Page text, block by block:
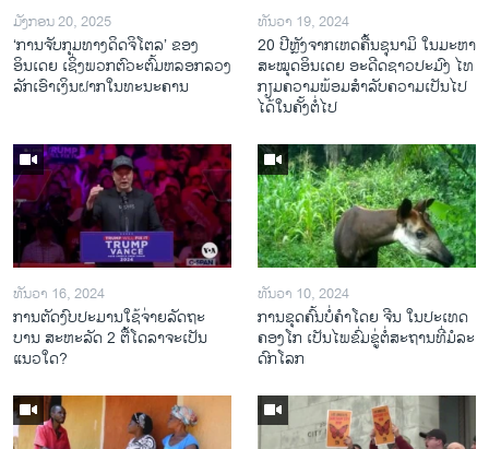
ມັງກອນ 20, 2025
‘ການຈັບກຸມທາງດິດຈິໂຕລ’ ຂອງ
ອິນເດຍ ເຊິ່ງພວກຕົວະຕົ້ມຫລອກລວງ
ລັກເອົາເງິນຝາກໃນທະນະຄານ
ທັນວາ 19, 2024
20 ປີຫຼັງ​ຈາກ​ເຫດ​ຄື້ນ​ຊຸ​ນາ​ມິ ໃນ​ມະ​ຫາ​
ສະ​ໝຸດ​ອິນ​ເດຍ ອະ​ດີດ​ຊາວ​ປະ​ມົງ ໄທ
ກຽມ​ຄວາມ​ພ້ອມ​ສຳ​ລັບ​ຄວາມ​ເປັນ​ໄປ​
ໄດ້​ໃນ​ຄັ້ງ​ຕໍ່​ໄປ
ທັນວາ 16, 2024
ການ​ຕັດ​ງົບ​ປະ​ມານ​ໃຊ້​ຈ່າຍ​ລັດ​ຖະ​
ບານ ສະ​ຫະ​ລັດ 2 ຕື້​ໂດ​ລາ​ຈະ​ເປັນ​
ແນວ​ໃດ?
ທັນວາ 10, 2024
ການ​ຂຸດ​ຄົ້ນ​ບໍ່​ຄຳ​ໂດຍ ຈີນ ໃນ​ປະ​ເທດ
ຄອງ​ໂກ ເປັນ​ໄພ​ຂົ່ມ​ຂູ່​ຕໍ່​ສະ​ຖານ​ທີ່​ມໍ​ລະ​
ດົກ​ໂລກ​